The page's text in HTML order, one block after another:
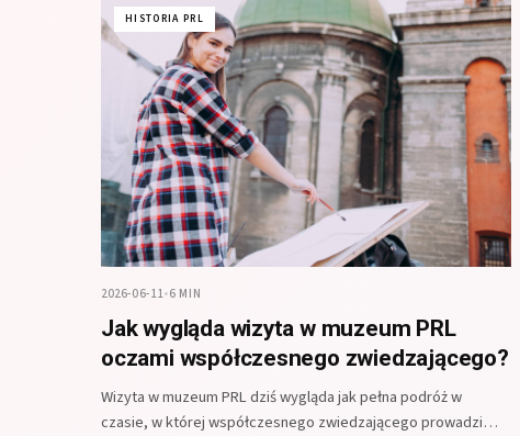
HISTORIA PRL
2026-06-11•6 MIN
Jak wygląda wizyta w muzeum PRL
oczami współczesnego zwiedzającego?
Wizyta w muzeum PRL dziś wygląda jak pełna podróż w
czasie, w której współczesnego zwiedzającego prowadzi